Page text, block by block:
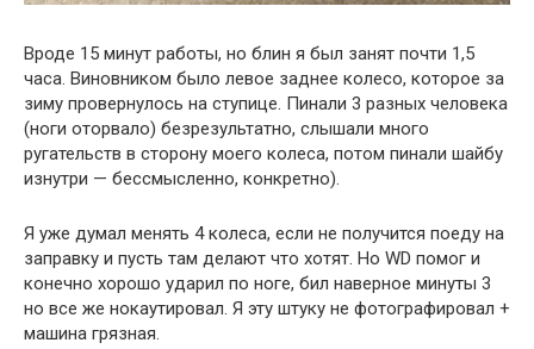
Вроде 15 минут работы, но блин я был занят почти 1,5
часа. Виновником было левое заднее колесо, которое за
зиму провернулось на ступице. Пинали 3 разных человека
(ноги оторвало) безрезультатно, слышали много
ругательств в сторону моего колеса, потом пинали шайбу
изнутри — бессмысленно, конкретно).
Я уже думал менять 4 колеса, если не получится поеду на
заправку и пусть там делают что хотят. Но WD помог и
конечно хорошо ударил по ноге, бил наверное минуты 3
но все же нокаутировал. Я эту штуку не фотографировал +
машина грязная.